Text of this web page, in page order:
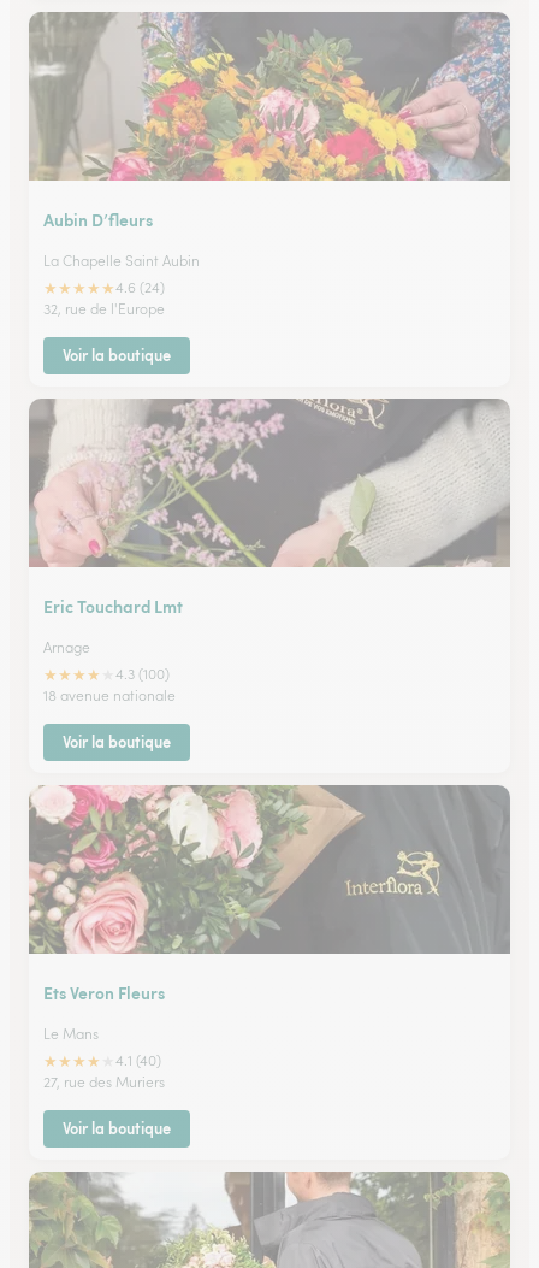
Aubin D’fleurs
La Chapelle Saint Aubin
★★★★★4.6 (24)
32, rue de l'Europe
Voir la boutique
Eric Touchard Lmt
Arnage
★★★★
4.3 (100)
18 avenue nationale
Voir la boutique
Ets Veron Fleurs
Le Mans
★★★★
4.1 (40)
27, rue des Muriers
Voir la boutique